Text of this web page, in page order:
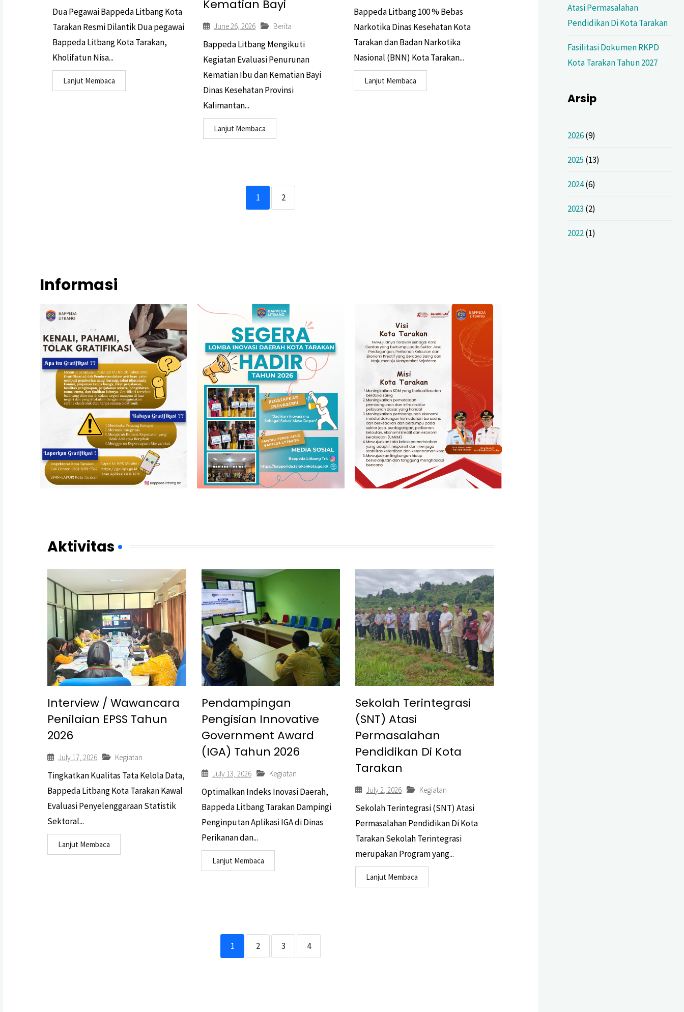
Dua Pegawai Bappeda Litbang Kota
Tarakan Resmi Dilantik Dua pegawai
Bappeda Litbang Kota Tarakan,
Kholifatun Nisa...
Lanjut Membaca
Kematian Bayi
June 26, 2026 Berita
Bappeda Litbang Mengikuti
Kegiatan Evaluasi Penurunan
Kematian Ibu dan Kematian Bayi
Dinas Kesehatan Provinsi
Kalimantan...
Lanjut Membaca
Bappeda Litbang 100 % Bebas
Narkotika Dinas Kesehatan Kota
Tarakan dan Badan Narkotika
Nasional (BNN) Kota Tarakan...
Lanjut Membaca
1 2
Informasi
Aktivitas
Interview / Wawancara
Penilaian EPSS Tahun
2026
July 17, 2026 Kegiatan
Tingkatkan Kualitas Tata Kelola Data,
Bappeda Litbang Kota Tarakan Kawal
Evaluasi Penyelenggaraan Statistik
Sektoral...
Lanjut Membaca
Pendampingan
Pengisian Innovative
Government Award
(IGA) Tahun 2026
July 13, 2026 Kegiatan
Optimalkan Indeks Inovasi Daerah,
Bappeda Litbang Tarakan Dampingi
Penginputan Aplikasi IGA di Dinas
Perikanan dan...
Lanjut Membaca
Sekolah Terintegrasi
(SNT) Atasi
Permasalahan
Pendidikan Di Kota
Tarakan
July 2, 2026 Kegiatan
Sekolah Terintegrasi (SNT) Atasi
Permasalahan Pendidikan Di Kota
Tarakan Sekolah Terintegrasi
merupakan Program yang...
Lanjut Membaca
1 2 3 4
Atasi Permasalahan
Pendidikan Di Kota Tarakan
Fasilitasi Dokumen RKPD
Kota Tarakan Tahun 2027
Arsip
2026(9)
2025 (13)
2024(6)
2023 (2)
2022(1)